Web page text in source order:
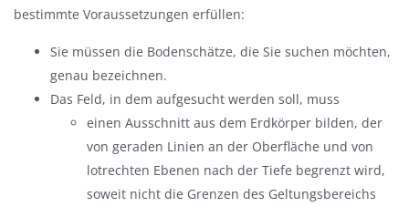
bestimmte Voraussetzungen erfüllen:
Sie müssen die Bodenschätze, die Sie suchen möchten,
genau bezeichnen.
Das Feld, in dem aufgesucht werden soll, muss
einen Ausschnitt aus dem Erdkörper bilden, der
von geraden Linien an der Oberfläche und von
lotrechten Ebenen nach der Tiefe begrenzt wird,
soweit nicht die Grenzen des Geltungsbereichs